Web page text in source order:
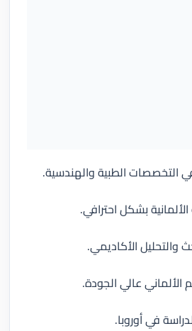
التخصصات الطبية والهندسية.
بشكل احترافي.
والتحليل الأكاديمي.
الألماني عالي الجودة.
في أوروبا.